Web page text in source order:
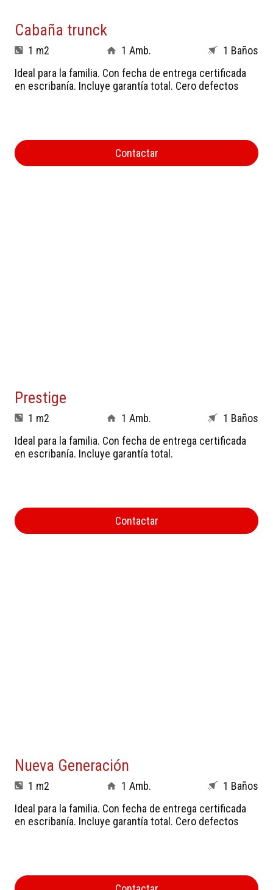
Cabaña trunck
1 m2 1 Amb.
1 Baños
Ideal para la familia. Con fecha de entrega certificada
en escribanía. Incluye garantía total. Cero defectos
Contactar
Prestige
1 m2 1 Amb.
1 Baños
Ideal para la familia. Con fecha de entrega certificada
en escribanía. Incluye garantía total.
Contactar
Nueva Generación
1 m2 1 Amb.
1 Baños
Ideal para la familia. Con fecha de entrega certificada
en escribanía. Incluye garantía total. Cero defectos